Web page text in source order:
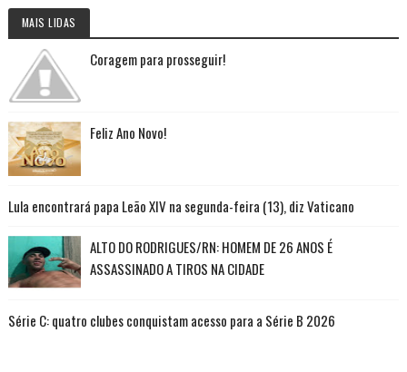
MAIS LIDAS
Coragem para prosseguir!
Feliz Ano Novo!
Lula encontrará papa Leão XIV na segunda-feira (13), diz Vaticano
ALTO DO RODRIGUES/RN: HOMEM DE 26 ANOS É
ASSASSINADO A TIROS NA CIDADE
Série C: quatro clubes conquistam acesso para a Série B 2026